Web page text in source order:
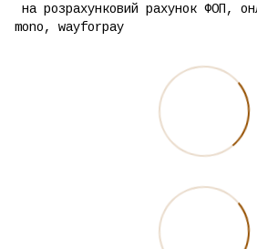
на розрахунковий рахунок ФОП,
mono, wayforpay